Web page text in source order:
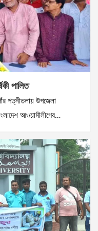
পালিত
পত্নীতলায় উপজেলা
আওয়ামীলীগের…